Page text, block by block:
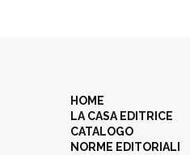
HOME
LA CASA EDITRICE
CATALOGO
NORME EDITORIALI